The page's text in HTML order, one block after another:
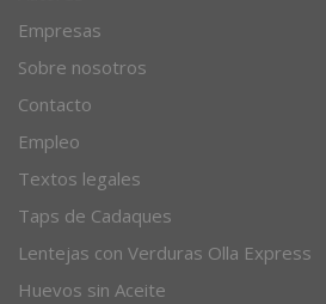
Empresas
Sobre nosotros
Contacto
Empleo
Textos legales
Taps de Cadaques
Lentejas con Verduras Olla Express
Huevos sin Aceite